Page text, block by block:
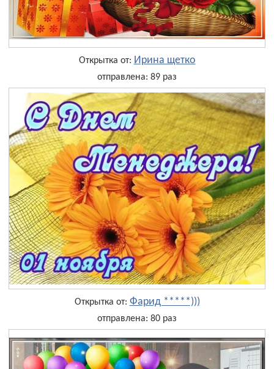
Открытка от: Ирина щетко
отправлена: 89 раз
Открытка от: Фарид *****)))
отправлена: 80 раз